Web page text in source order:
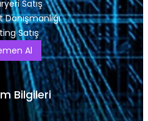
Satış
Satış
Al
Bilgileri